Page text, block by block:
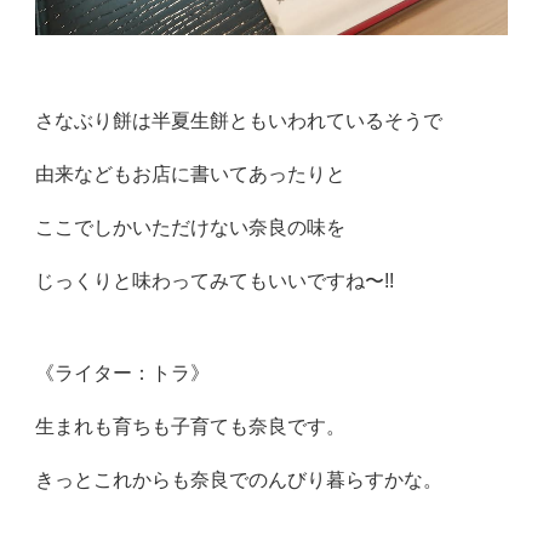
さなぶり餅は半夏生餅ともいわれているそうで
由来などもお店に書いてあったりと
ここでしかいただけない奈良の味を
じっくりと味わってみてもいいですね〜!!
《ライター：トラ》
生まれも育ちも子育ても奈良です。
きっとこれからも奈良でのんびり暮らすかな。